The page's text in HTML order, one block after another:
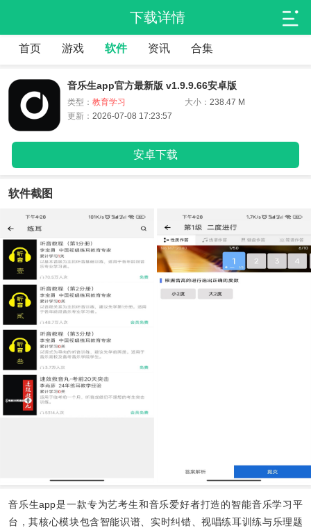
下载详情
首页 游戏 软件 资讯 合集
音乐生app官方最新版 v1.9.9.66安卓版
类型： 教育学习 大小：238.47 M
更新： 2026-07-08 17:23:57
安卓下载
软件截图
音乐生app是一款专为艺考生和音乐爱好者打造的智能音乐学习平
台，其核心模块包含智能识谱、实时纠错、视唱练耳训练与乐理题